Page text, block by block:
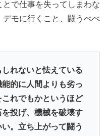
で仕事を失ってしまわな
モに行くこと、闘うべべ
れないと怯えている
的に人間よりも劣っ
れでもかというほど
投げ、機械を破壊す
。立ち上がって闘う